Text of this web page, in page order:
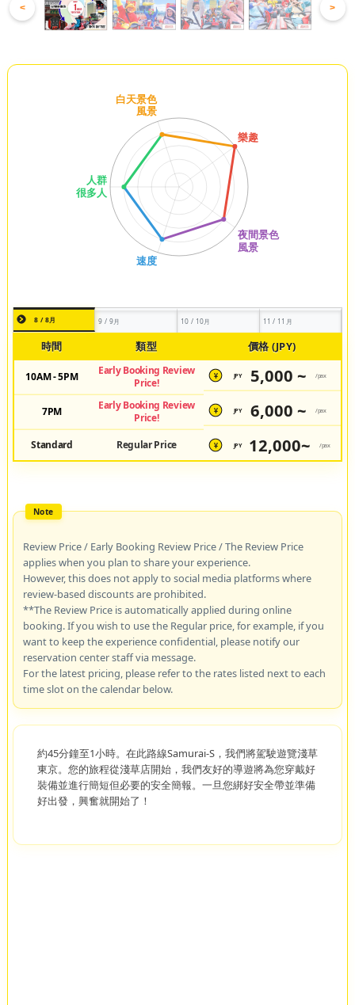
< >
8 / 8月 9 / 9月 10 / 10月 11 / 11月
時間 類型 價格 (JPY)
10AM - 5PM
Early Booking Review
Price!
¥ JPY 5,000 ~ /pax
7PM
Early Booking Review
Price!
¥ JPY 6,000 ~ /pax
Standard Regular Price ¥ JPY 12,000~ /pax
Review Price / Early Booking Review Price / The Review Price
applies when you plan to share your experience.
However, this does not apply to social media platforms where
review-based discounts are prohibited.
**The Review Price is automatically applied during online
booking. If you wish to use the Regular price, for example, if you
want to keep the experience confidential, please notify our
reservation center staff via message.
For the latest pricing, please refer to the rates listed next to each
time slot on the calendar below.
約45分鐘至1小時。在此路線Samurai-S，我們將駕駛遊覽淺草
東京。您的旅程從淺草店開始，我們友好的導遊將為您穿戴好
裝備並進行簡短但必要的安全簡報。一旦您綁好安全帶並準備
好出發，興奮就開始了！